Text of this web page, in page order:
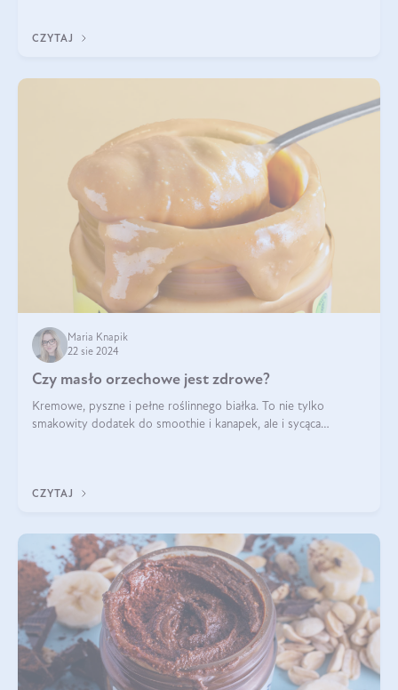
CZYTAJ
Maria Knapik
22 sie 2024
Czy masło orzechowe jest zdrowe?
Kremowe, pyszne i pełne roślinnego białka. To nie tylko
smakowity dodatek do smoothie i kanapek, ale i sycąca
CZYTAJ